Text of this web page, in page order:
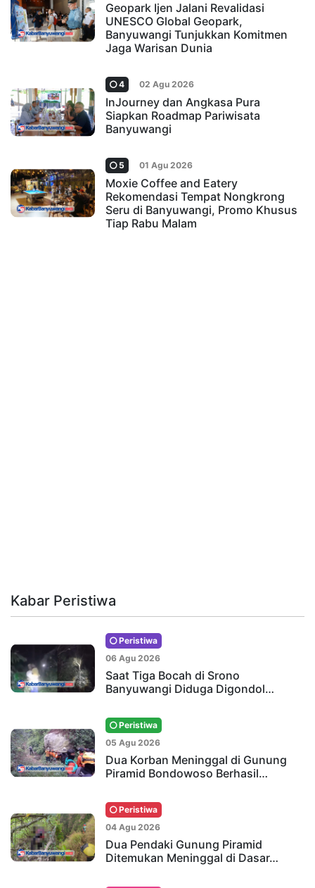
Geopark Ijen Jalani Revalidasi
UNESCO Global Geopark,
Banyuwangi Tunjukkan Komitmen
Jaga Warisan Dunia
4 02 Agu 2026
InJourney dan Angkasa Pura
Siapkan Roadmap Pariwisata
Banyuwangi
5 01 Agu 2026
Moxie Coffee and Eatery
Rekomendasi Tempat Nongkrong
Seru di Banyuwangi, Promo Khusus
Tiap Rabu Malam
Kabar Peristiwa
Peristiwa
06 Agu 2026
Saat Tiga Bocah di Srono
Banyuwangi Diduga Digondol…
Peristiwa
05 Agu 2026
Dua Korban Meninggal di Gunung
Piramid Bondowoso Berhasil…
Peristiwa
04 Agu 2026
Dua Pendaki Gunung Piramid
Ditemukan Meninggal di Dasar…